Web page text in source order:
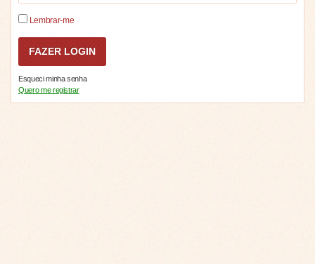
Lembrar-me
Esqueci minha senha
Quero me registrar